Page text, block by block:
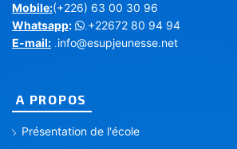
Mobile:(+226) 63 00 30 96
Whatsapp:
+22672 80 94 94
E-mail: info@esupjeunesse.net
A PROPOS
Présentation de l'école